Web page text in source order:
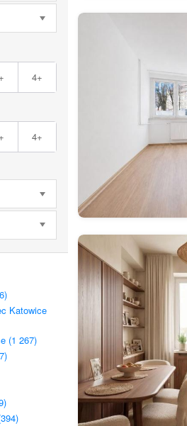
4+
4+
Katowice
(1 267)